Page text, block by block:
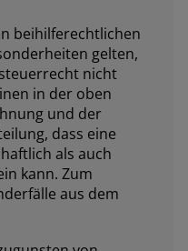
beihilferechtlichen
gelten,
nicht
in der oben
und der
dass eine
als auch
kann. Zum
aus dem